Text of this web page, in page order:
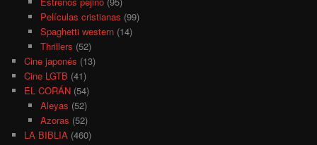
Películas cristianas (99)
Spaghetti western(14)
Thrillers (52)
Cine japonés (13)
Cine LGTB (41)
EL CORÁN (54)
Aleyas (52)
Azoras (52)
LA BIBLIA (460)